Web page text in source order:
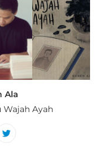
Ala
Wajah Ayah